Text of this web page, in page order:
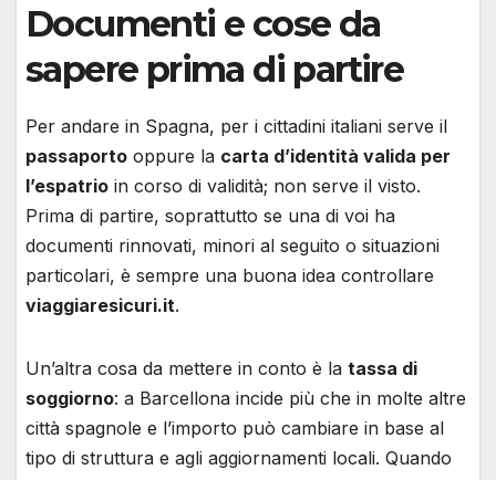
Documenti e cose da
sapere prima di partire
Per andare in Spagna, per i cittadini italiani serve il
passaporto oppure la carta d’identità valida per
l’espatrio in corso di validità; non serve il visto.
Prima di partire, soprattutto se una di voi ha
documenti rinnovati, minori al seguito o situazioni
particolari, è sempre una buona idea controllare
viaggiaresicuri.it.
Un’altra cosa da mettere in conto è la tassa di
soggiorno: a Barcellona incide più che in molte altre
città spagnole e l’importo può cambiare in base al
tipo di struttura e agli aggiornamenti locali. Quando